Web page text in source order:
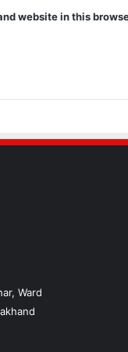
website in this
Ward